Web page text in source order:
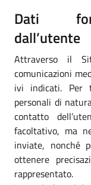
Dati
dall’utente
Attraverso il
comunicazioni
ivi indicati. Per
personali di
contatto
facoltativo, ma
inviate, nonché
ottenere
rappresentato.